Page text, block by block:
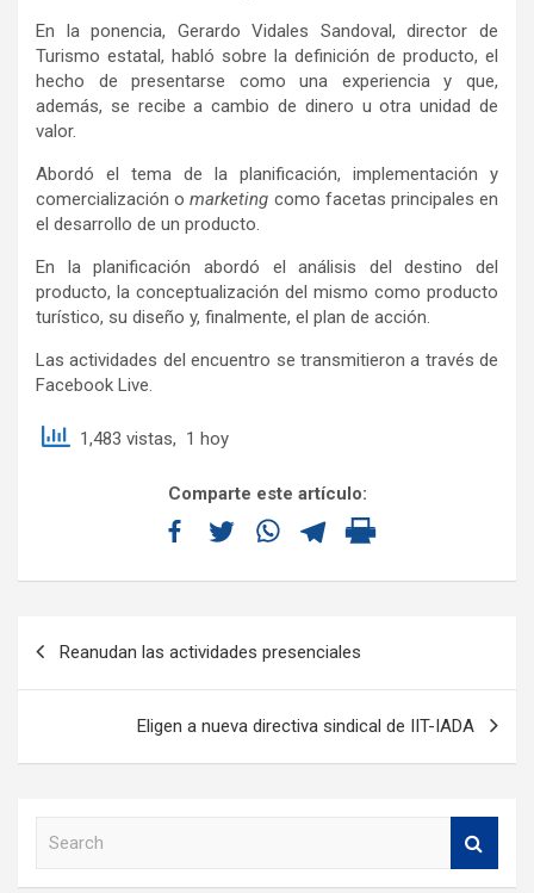
En la ponencia, Gerardo Vidales Sandoval, director de
Turismo estatal, habló sobre la definición de producto, el
hecho de presentarse como una experiencia y que,
además, se recibe a cambio de dinero u otra unidad de
valor.
Abordó el tema de la planificación, implementación y
comercialización omarketing como facetas principales en
el desarrollo de un producto.
En la planificación abordó el análisis del destino del
producto, la conceptualización del mismo como producto
turístico, su diseño y, finalmente, el plan de acción.
Las actividades del encuentro se transmitieron a través de
Facebook Live.
1,483 vistas, 1 hoy
Comparte este artículo:
Reanudan las actividades presenciales
Eligen a nueva directiva sindical de IIT-IADA